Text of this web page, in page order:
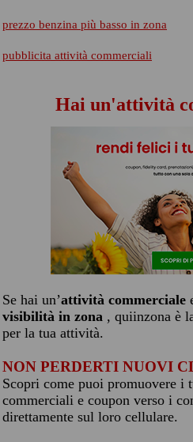
prezzo benzina più basso in zona
pubblicita attività commerciali
Hai un'attività
Se hai un’attività commerciale
visibilità in zona , quiinzona è
per la tua attività.
NON PERDERTI NUOVI
Scopri come puoi promuovere
commerciali e coupon verso i
direttamente sul loro cellulare.